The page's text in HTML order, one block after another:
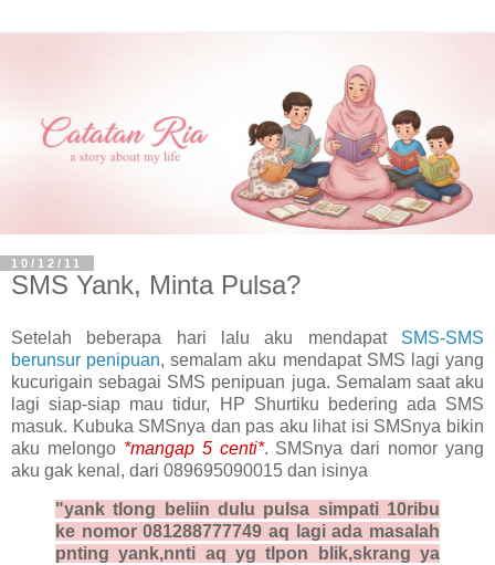
10/12/11
SMS Yank, Minta Pulsa?
Setelah beberapa hari lalu aku mendapat SMS-SMS
berunsur penipuan, semalam aku mendapat SMS lagi yang
kucurigain sebagai SMS penipuan juga. Semalam saat aku
lagi siap-siap mau tidur, HP Shurtiku bedering ada SMS
masuk. Kubuka SMSnya dan pas aku lihat isi SMSnya bikin
aku melongo *mangap 5 centi*. SMSnya dari nomor yang
aku gak kenal, dari 089695090015 dan isinya
"yank tlong beliin dulu pulsa simpati 10ribu
ke nomor 081288777749 aq lagi ada masalah
pnting yank,nnti aq yg tlpon blik,skrang ya